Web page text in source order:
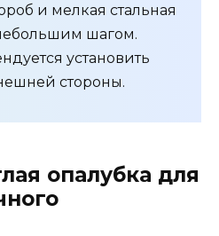
и мелкая стальная
шагом.
установить
стороны.
опалубка для